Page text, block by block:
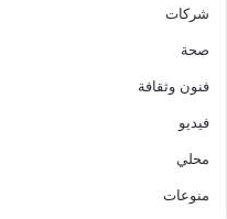
شركات
صحة
فنون وثقافة
فيديو
محلي
منوعات